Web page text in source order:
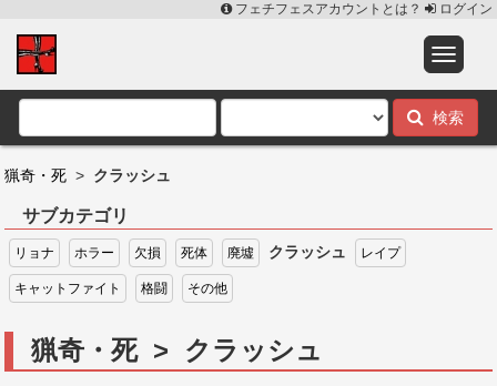
フェチフェスアカウントとは？ ログイン
検索
猟奇・死 > クラッシュ
サブカテゴリ
リョナ ホラー 欠損 死体 廃墟 クラッシュ レイプ
キャットファイト 格闘 その他
猟奇・死 > クラッシュ